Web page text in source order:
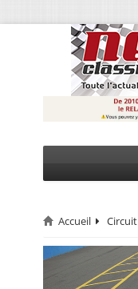
CIRCUIT
Accueil Circuit